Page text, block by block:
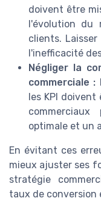
doivent être
l'évolution du
clients.
l'inefficacité
Négliger la
commerciale :
les KPI doivent
optimale et un
En évitant ces
mieux ajuster ses
stratégie
taux de conversion